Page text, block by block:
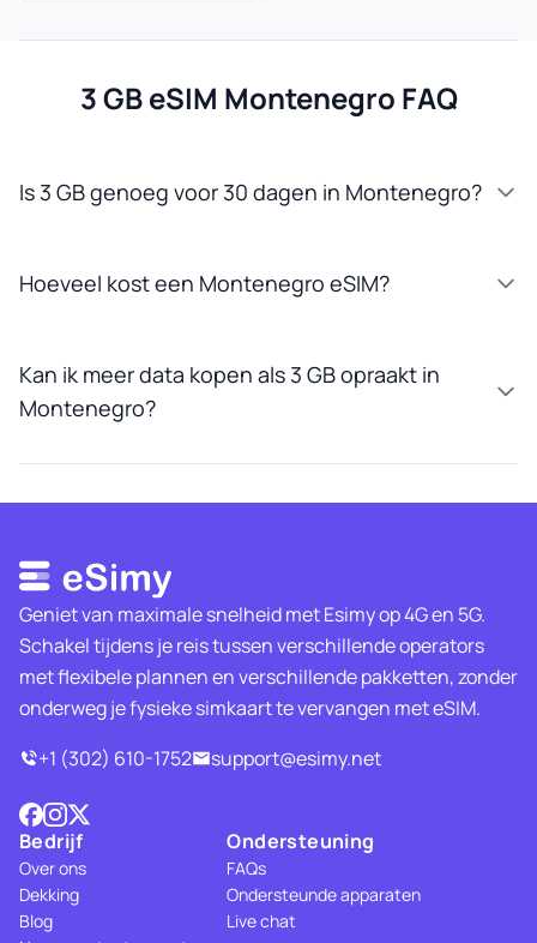
3 GB eSIM Montenegro FAQ
Is 3 GB genoeg voor 30 dagen in Montenegro?
Hoeveel kost een Montenegro eSIM?
Kan ik meer data kopen als 3 GB opraakt in
Montenegro?
Geniet van maximale snelheid met Esimy op 4G en 5G.
Schakel tijdens je reis tussen verschillende operators
met flexibele plannen en verschillende pakketten, zonder
onderweg je fysieke simkaart te vervangen met eSIM.
+1 (302) 610-1752
support@esimy.net
Bedrijf
Over ons
Dekking
Blog
Ondersteuning
FAQs
Ondersteunde apparaten
Live chat